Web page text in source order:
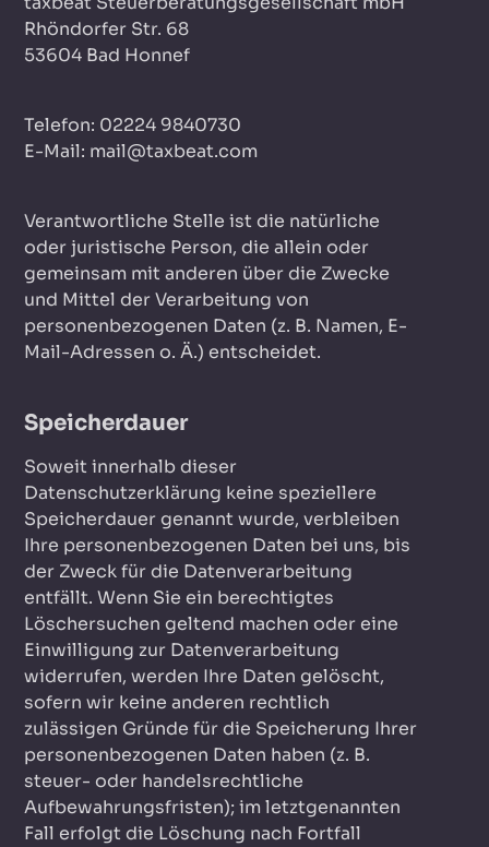
Rhöndorfer Str. 68
53604 Bad Honnef
Telefon: 02224 9840730
E-Mail: mail@taxbeat.com
Verantwortliche Stelle ist die natürliche
oder juristische Person, die allein oder
gemeinsam mit anderen über die Zwecke
und Mittel der Verarbeitung von
personenbezogenen Daten (z. B. Namen, E-
Mail-Adressen o. Ä.) entscheidet.
Speicherdauer
Soweit innerhalb dieser
Datenschutzerklärung keine speziellere
Speicherdauer genannt wurde, verbleiben
Ihre personenbezogenen Daten bei uns, bis
der Zweck für die Datenverarbeitung
entfällt. Wenn Sie ein berechtigtes
Löschersuchen geltend machen oder eine
Einwilligung zur Datenverarbeitung
widerrufen, werden Ihre Daten gelöscht,
sofern wir keine anderen rechtlich
zulässigen Gründe für die Speicherung Ihrer
personenbezogenen Daten haben (z. B.
steuer- oder handelsrechtliche
Aufbewahrungsfristen); im letztgenannten
Fall erfolgt die Löschung nach Fortfall